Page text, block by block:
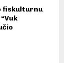
fiskulturnu